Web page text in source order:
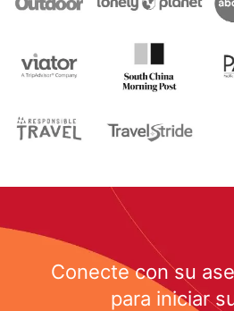
Conecte con su
para iniciar